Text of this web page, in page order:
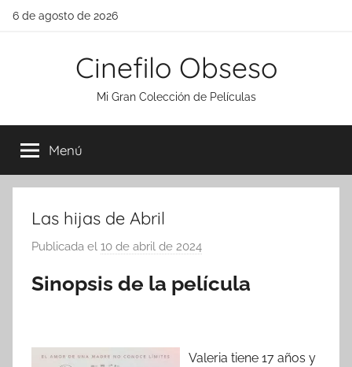
Saltar
6 de agosto de 2026
Cinefilo Obseso
Mi Gran Colección de Películas
Menú
Las hijas de Abril
Publicada el 10 de abril de 2024
r
Sinopsis de la película
Valeria tiene 17 años y